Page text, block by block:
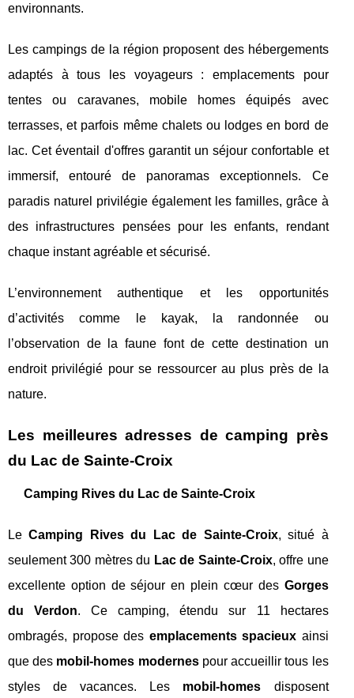
environnants.
Les campings de la région proposent des hébergements
adaptés à tous les voyageurs : emplacements pour
tentes ou caravanes, mobile homes équipés avec
terrasses, et parfois même chalets ou lodges en bord de
lac. Cet éventail d'offres garantit un séjour confortable et
immersif, entouré de panoramas exceptionnels. Ce
paradis naturel privilégie également les familles, grâce à
des infrastructures pensées pour les enfants, rendant
chaque instant agréable et sécurisé.
L’environnement authentique et les opportunités
d’activités comme le kayak, la randonnée ou
l’observation de la faune font de cette destination un
endroit privilégié pour se ressourcer au plus près de la
nature.
Les meilleures adresses de camping près
du Lac de Sainte-Croix
Camping Rives du Lac de Sainte-Croix
LeCamping Rives du Lac de Sainte-Croix, situé à
seulement 300 mètres du Lac de Sainte-Croix, offre une
excellente option de séjour en plein cœur des Gorges
du Verdon. Ce camping, étendu sur 11 hectares
ombragés, propose des emplacements spacieux ainsi
que des mobil-homes modernespour accueillir tous les
styles de vacances. Les mobil-homes disposent